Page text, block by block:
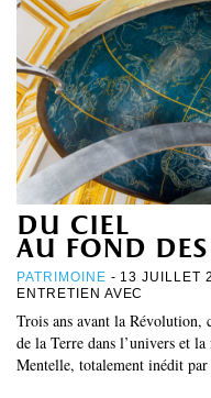
du ciel
au fond des
PATRIMOINE - 13 JUILLET
ENTRETIEN AVEC
Trois ans avant la Révolution,
de la Terre dans l’univers et
Mentelle, totalement inédit